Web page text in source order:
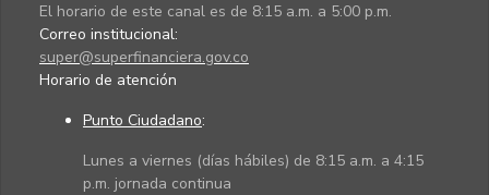
El horario de este canal es de 8:15 a.m. a 5:00 p.m.
Correo institucional:
super@superfinanciera.gov.co
Horario de atención
Punto Ciudadano:
Lunes a viernes (días hábiles) de 8:15 a.m. a 4:15
p.m. jornada continua